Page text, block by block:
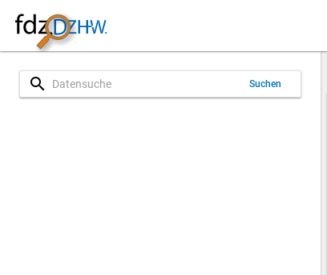
search Suchen